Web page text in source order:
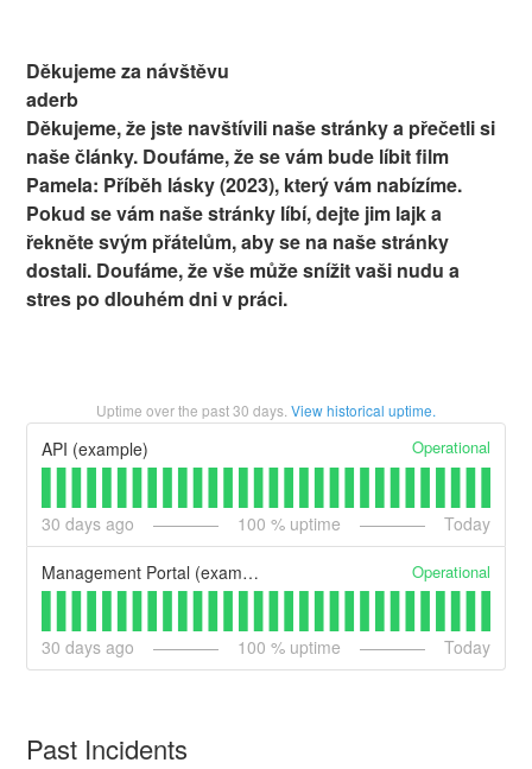
Děkujeme za návštěvu
aderb
Děkujeme, že jste navštívili naše stránky a přečetli si
naše články. Doufáme, že se vám bude líbit film
Pamela: Příběh lásky (2023), který vám nabízíme.
Pokud se vám naše stránky líbí, dejte jim lajk a
řekněte svým přátelům, aby se na naše stránky
dostali. Doufáme, že vše může snížit vaši nudu a
stres po dlouhém dni v práci.
Uptime over the past30 days. View historical uptime.
API (example) Operational
30 days ago 100 % uptime Today
Management Portal (example) Operational
30 days ago 100 % uptime Today
Past Incidents